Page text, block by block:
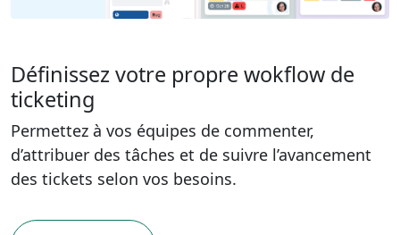
Définissez votre propre wokflow de
ticketing
Permettez à vos équipes de commenter,
d’attribuer des tâches et de suivre l’avancement
des tickets selon vos besoins.